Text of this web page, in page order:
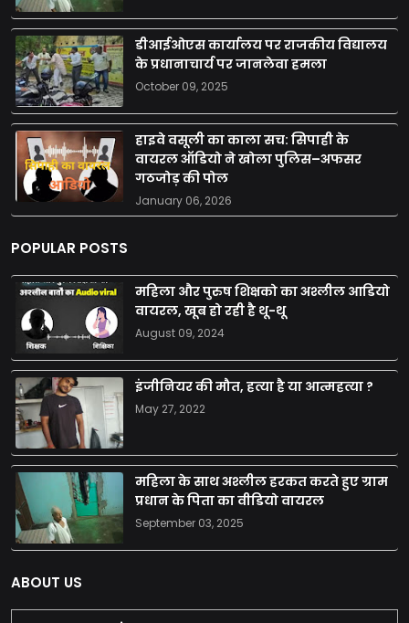
डीआईओएस कार्यालय पर राजकीय विद्यालय
के प्रधानाचार्य पर जानलेवा हमला
October 09, 2025
हाइवे वसूली का काला सच: सिपाही के
वायरल ऑडियो ने खोला पुलिस–अफसर
गठजोड़ की पोल
January 06, 2026
POPULAR POSTS
महिला और पुरुष शिक्षको का अश्लील आडियो
वायरल, खूब हो रही है थू-थू
August 09, 2024
इंजीनियर की मौत, हत्या है या आत्महत्या ?
May 27, 2022
महिला के साथ अश्लील हरकत करते हुए ग्राम
प्रधान के पिता का वीडियो वायरल
September 03, 2025
ABOUT US